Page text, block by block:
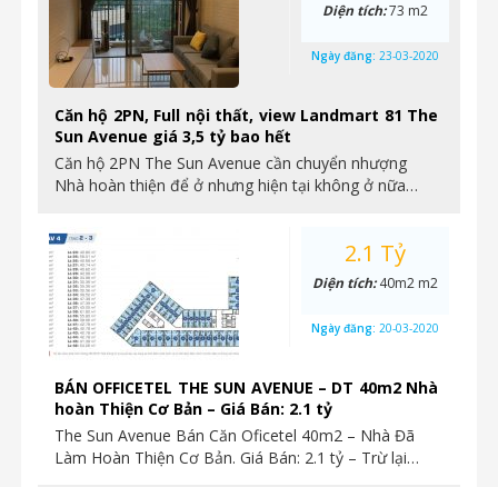
Căn hộ 2PN, Full nội thất, view Landmart 81 The
Sun Avenue giá 3,5 tỷ bao hết
Căn hộ 2PN The Sun Avenue cần chuyển nhượng
Nhà hoàn thiện để ở nhưng hiện tại không ở nữa…
Diện tích:73 m2
Ngày đăng: 23-03-2020
BÁN OFFICETEL THE SUN AVENUE – DT 40m2 Nhà
hoàn Thiện Cơ Bản – Giá Bán: 2.1 tỷ
The Sun Avenue Bán Căn Oficetel 40m2 – Nhà Đã
Làm Hoàn Thiện Cơ Bản. Giá Bán: 2.1 tỷ – Trừ lại…
2.1 Tỷ
Diện tích:40m2 m2
Ngày đăng: 20-03-2020